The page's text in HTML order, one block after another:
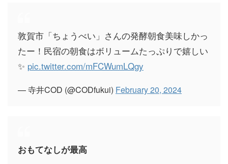
敦賀市「ちょうべい」さんの発酵朝食美味しかっ
たー！民宿の朝食はボリュームたっぷりで嬉しい
✨️ pic.twitter.com/mFCWumLQgy
— 寺井COD (@CODfukui) February 20, 2024
おもてなしが最高